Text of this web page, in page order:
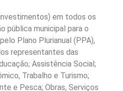
em todos os
pública municipal para o
Plano Plurianual (PPA),
representantes das
Assistência Social;
Trabalho e Turismo;
e Pesca; Obras, Serviços